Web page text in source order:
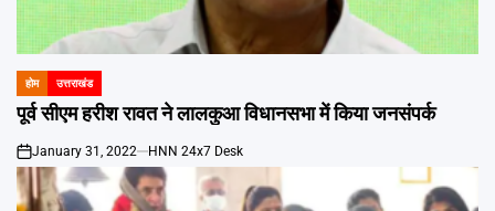
POSTED
IN
होम उत्तराखंड
पूर्व सीएम हरीश रावत ने लालकुआ विधानसभा में किया जनसंपर्क
on
January 31, 2022 HNN 24x7 Desk